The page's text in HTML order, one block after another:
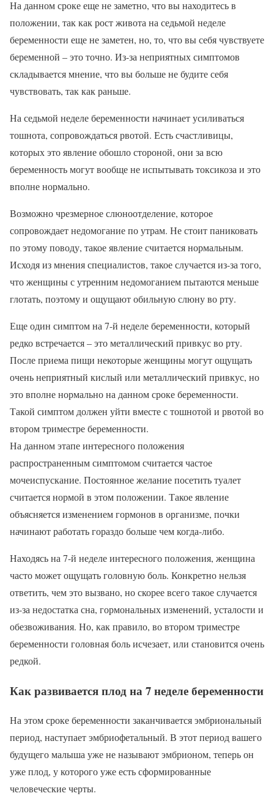
На данном сроке еще не заметно, что вы находитесь в
положении, так как рост живота на седьмой неделе
беременности еще не заметен, но, то, что вы себя чувствуете
беременной – это точно. Из-за неприятных симптомов
складывается мнение, что вы больше не будите себя
чувствовать, так как раньше.
На седьмой неделе беременности начинает усиливаться
тошнота, сопровождаться рвотой. Есть счастливицы,
которых это явление обошло стороной, они за всю
беременность могут вообще не испытывать токсикоза и это
вполне нормально.
Возможно чрезмерное слюноотделение, которое
сопровождает недомогание по утрам. Не стоит паниковать
по этому поводу, такое явление считается нормальным.
Исходя из мнения специалистов, такое случается из-за того,
что женщины с утренним недомоганием пытаются меньше
глотать, поэтому и ощущают обильную слюну во рту.
Еще один симптом на 7-й неделе беременности, который
редко встречается – это металлический привкус во рту.
После приема пищи некоторые женщины могут ощущать
очень неприятный кислый или металлический привкус, но
это вполне нормально на данном сроке беременности.
Такой симптом должен уйти вместе с тошнотой и рвотой во
втором триместре беременности.
На данном этапе интересного положения
распространенным симптомом считается частое
мочеиспускание. Постоянное желание посетить туалет
считается нормой в этом положении. Такое явление
объясняется изменением гормонов в организме, почки
начинают работать гораздо больше чем когда-либо.
Находясь на 7-й неделе интересного положения, женщина
часто может ощущать головную боль. Конкретно нельзя
ответить, чем это вызвано, но скорее всего такое случается
из-за недостатка сна, гормональных изменений, усталости и
обезвоживания. Но, как правило, во втором триместре
беременности головная боль исчезает, или становится очень
редкой.
Как развивается плод на 7 неделе беременности
На этом сроке беременности заканчивается эмбриональный
период, наступает эмбриофетальный. В этот период вашего
будущего малыша уже не называют эмбрионом, теперь он
уже плод, у которого уже есть сформированные
человеческие черты.